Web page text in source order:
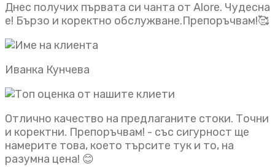
Днес получих първата си чанта от Alore. Чудесна
е! Бързо и коректно обслужване.Препоръчвам!🥰
Иванка Кунчева
Отлично качество на предлаганите стоки. Точни
и коректни. Препоръчвам! - със сигурност ще
намерите това, което търсите тук и то, на
разумна цена! 😊